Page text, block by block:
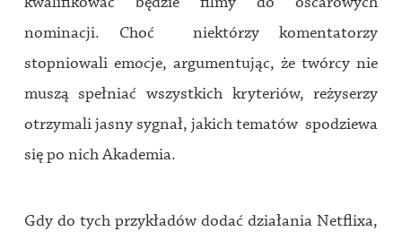
nominacji. Choć niektórzy komentatorzy
stopniowali emocje, argumentując, że twórcy nie
muszą spełniać wszystkich kryteriów, reżyserzy
otrzymali jasny sygnał, jakich tematów spodziewa
się po nich Akademia.
Gdy do tych przykładów dodać działania Netflixa,